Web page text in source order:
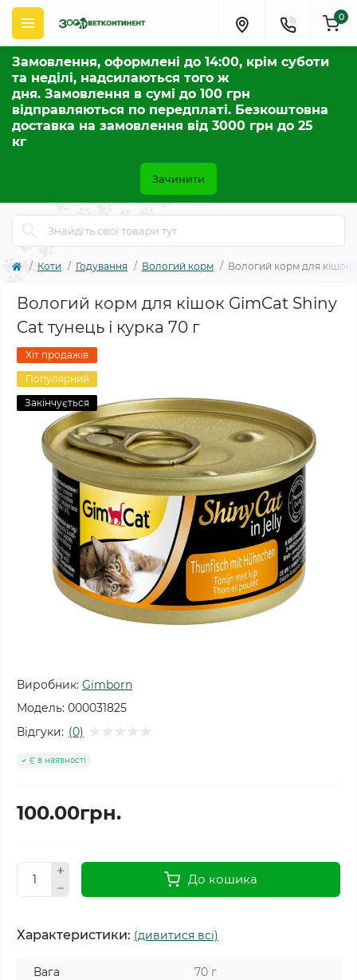
Замовлення, оформлені до 14:00, крім суботи
та неділі, надсилаються того ж
дня. Замовлення в сумі до 100 грн
відправляються по передплаті. Безкоштовна
доставка на замовлення від 3000 грн до 25
кг
Зачинити
0
Коти Годування Вологий корм Вологий корм для кішок
Вологий корм для кішок GimCat Shiny
Cat тунець і курка 70 г
Хіт продажів
Популярний
Закінчується
Виробник: Gimborn
Модель: 000031825
Відгуки: (0)
Є в наявності
100.00грн.
До кошика
Характеристики: (дивитися всі)
Вага
70 г